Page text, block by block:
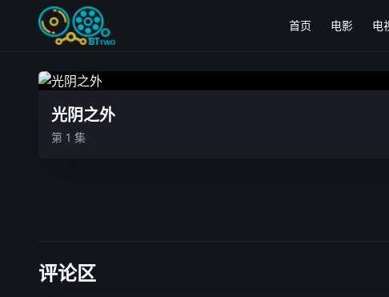
首页 电影 电
光阴之外
第 1 集
评论区